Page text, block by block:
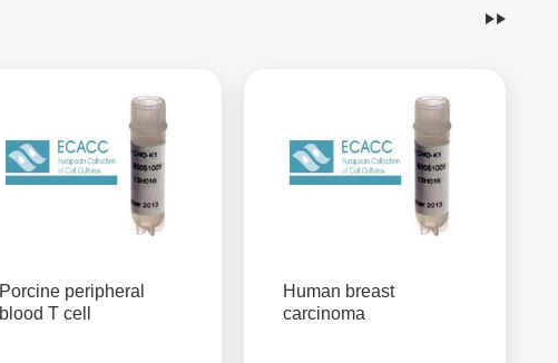
Porcine peripheral
blood T cell
Human breast
carcinoma